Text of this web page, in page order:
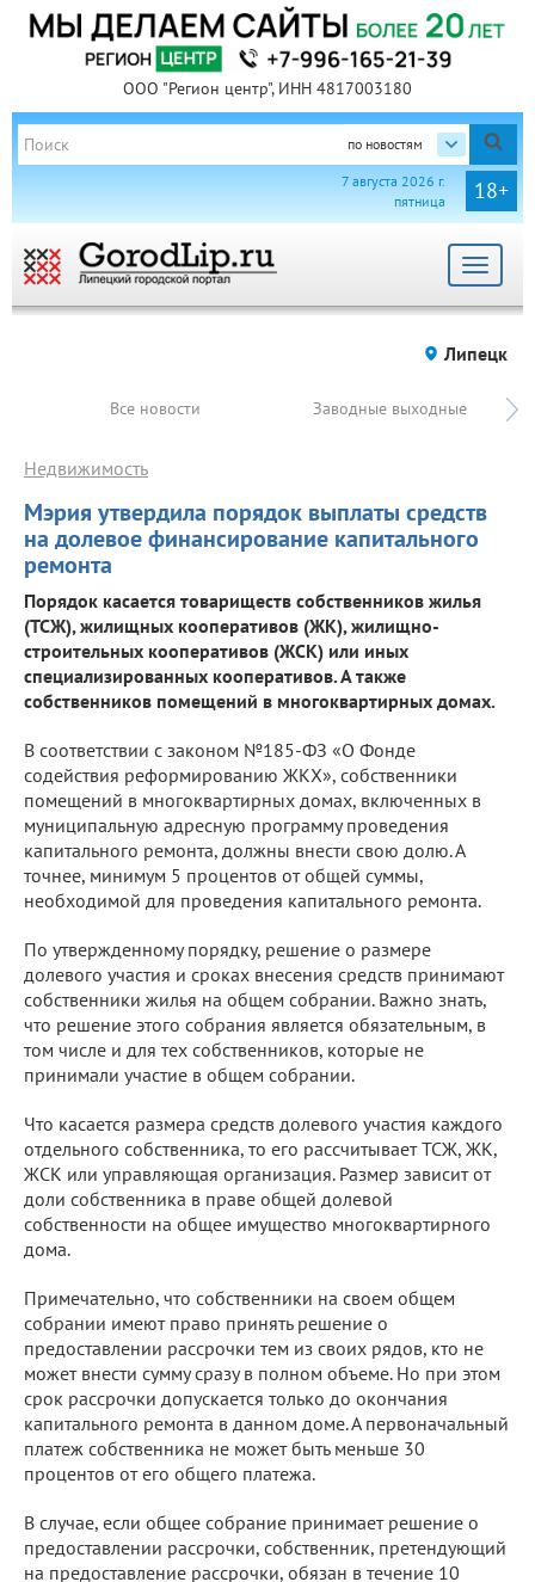
ООО "Регион центр", ИНН 4817003180
по новостям
18+
7 августа 2026 г.
пятница
Toggle
Липецк
Все новости Заводные выходные
Мэрия утвердила порядок выплаты средств
на долевое финансирование капитального
ремонта
Недвижимость
Порядок касается товариществ собственников жилья
(ТСЖ), жилищных кооперативов (ЖК), жилищно-
строительных кооперативов (ЖСК) или иных
специализированных кооперативов. А также
собственников помещений в многоквартирных домах.
В соответствии с законом №185-ФЗ «О Фонде
содействия реформированию ЖКХ», собственники
помещений в многоквартирных домах, включенных в
муниципальную адресную программу проведения
капитального ремонта, должны внести свою долю. А
точнее, минимум 5 процентов от общей суммы,
необходимой для проведения капитального ремонта.
По утвержденному порядку, решение о размере
долевого участия и сроках внесения средств принимают
собственники жилья на общем собрании. Важно знать,
что решение этого собрания является обязательным, в
том числе и для тех собственников, которые не
принимали участие в общем собрании.
Что касается размера средств долевого участия каждого
отдельного собственника, то его рассчитывает ТСЖ, ЖК,
ЖСК или управляющая организация. Размер зависит от
доли собственника в праве общей долевой
собственности на общее имущество многоквартирного
дома.
Примечательно, что собственники на своем общем
собрании имеют право принять решение о
предоставлении рассрочки тем из своих рядов, кто не
может внести сумму сразу в полном объеме. Но при этом
срок рассрочки допускается только до окончания
капитального ремонта в данном доме. А первоначальный
платеж собственника не может быть меньше 30
процентов от его общего платежа.
В случае, если общее собрание принимает решение о
предоставлении рассрочки, собственник, претендующий
на предоставление рассрочки, обязан в течение 10